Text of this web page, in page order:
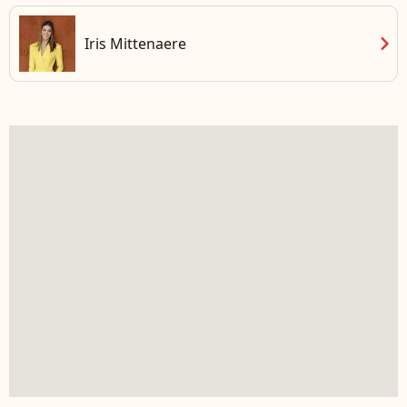
Iris Mittenaere chevron_right